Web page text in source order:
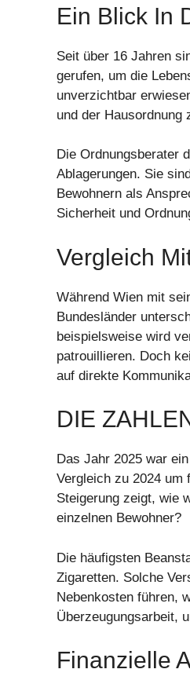
Ein Blick In
Seit über 16 Jahren
gerufen, um die
unverzichtbar
und der Hausordnung
Die Ordnungsberater
Ablagerungen. Sie
Bewohnern als
Sicherheit und
Vergleich
Während Wien mit
Bundesländer
beispielsweise wird
patrouillieren. Doch
auf direkte
DIE
Das Jahr 2025 war
Vergleich zu 2024 um
Steigerung zeigt, wie
einzelnen Bewohner?
Die häufigsten
Zigaretten. Solche
Nebenkosten führen,
Überzeugungsarbeit,
Finanzielle